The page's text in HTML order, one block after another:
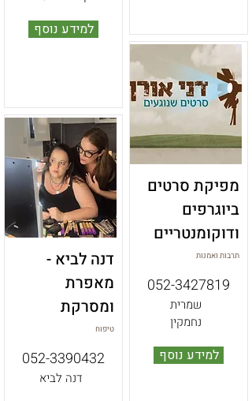
תרבות ואמנות
052-3427819
שמרית
נחמקין
למידע נוסף
מפיקת סרטים
ביוגרפים
ודוקומנטריים
למידע נוסף
טיפוח
052-3390432
דנה לביא
דנה לביא -
מאפרת
ומסרקת